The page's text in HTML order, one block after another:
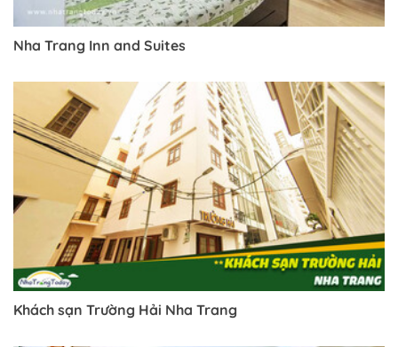
Nha Trang Inn and Suites
Khách sạn Trường Hải Nha Trang